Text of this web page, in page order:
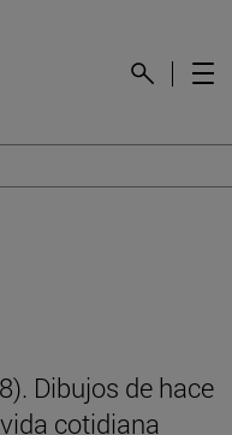
Dibujos de hace
cotidiana